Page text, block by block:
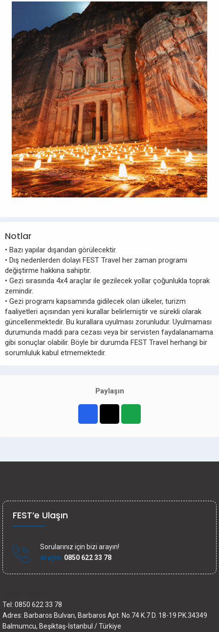
Notlar
• Bazı yapılar dışarıdan görülecektir.
• Dış nedenlerden dolayı FEST Travel her zaman programı
değiştirme hakkına sahiptir.
• Gezi sırasında 4x4 araçlar ile gezilecek yollar çoğunlukla toprak
zemindir.
• Gezi programı kapsamında gidilecek olan ülkeler, turizm
faaliyetleri açısından yeni kurallar belirlemiştir ve sürekli olarak
güncellenmektedir. Bu kurallara uyulması zorunludur. Uyulmaması
durumunda maddi para cezası veya bir servisten faydalanamama
gibi sonuçlar olabilir. Böyle bir durumda FEST Travel herhangi bir
sorumluluk kabul etmemektedir.
Paylaşın
FEST’e Ulaşın
Sorularınız için bizi arayın!
Arayın: 0850 622 33 78
Tel: 0850 622 33 78
Adres: Barbaros Bulvarı, Barbaros Apt. No.74 K.7 D. 18-19 PK.34349
Balmumcu, Beşiktaş-İstanbul / Türkiye